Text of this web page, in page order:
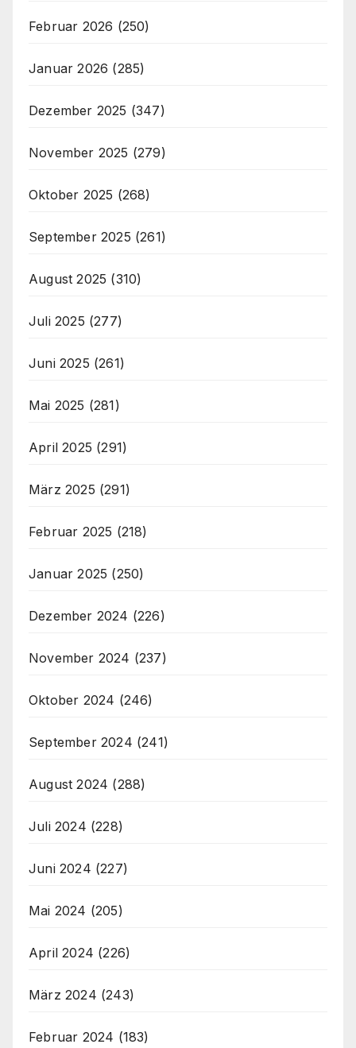
Februar 2026 (250)
Januar 2026 (285)
Dezember 2025 (347)
November 2025 (279)
Oktober 2025 (268)
September 2025 (261)
August 2025 (310)
Juli 2025 (277)
Juni 2025 (261)
Mai 2025 (281)
April 2025 (291)
März 2025 (291)
Februar 2025 (218)
Januar 2025 (250)
Dezember 2024 (226)
November 2024 (237)
Oktober 2024 (246)
September 2024 (241)
August 2024 (288)
Juli 2024 (228)
Juni 2024 (227)
Mai 2024 (205)
April 2024 (226)
März 2024 (243)
Februar 2024 (183)